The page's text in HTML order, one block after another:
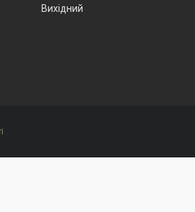
Вихідний